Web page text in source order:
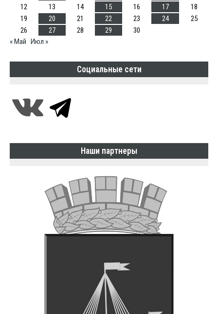
12
13 14 15 16 17
18
19
20 21 22 23 24
25
26
27 28 29
30
« Май Июл »
Социальные сети
Наши партнеры